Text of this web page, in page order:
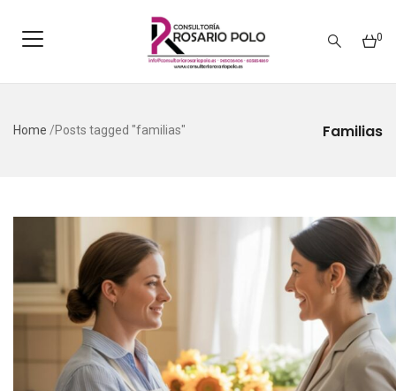
0
Familias
Home /Posts tagged "familias"